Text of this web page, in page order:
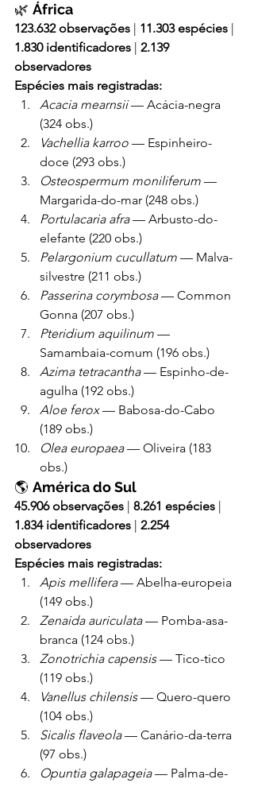
🌿 África
123.632 observações | 11.303 espécies |
1.830 identificadores | 2.139
observadores
Espécies mais registradas:
Acacia mearnsii — Acácia-negra
(324 obs.)
Vachellia karroo — Espinheiro-
doce (293 obs.)
Osteospermum moniliferum —
Margarida-do-mar (248 obs.)
Portulacaria afra — Arbusto-do-
elefante (220 obs.)
Pelargonium cucullatum — Malva-
silvestre (211 obs.)
Passerina corymbosa — Common
Gonna (207 obs.)
Pteridium aquilinum —
Samambaia-comum (196 obs.)
Azima tetracantha — Espinho-de-
agulha (192 obs.)
Aloe ferox — Babosa-do-Cabo
(189 obs.)
Olea europaea — Oliveira (183
obs.)
🌎 América do Sul
45.906 observações | 8.261 espécies |
1.834 identificadores | 2.254
observadores
Espécies mais registradas:
Apis mellifera — Abelha-europeia
(149 obs.)
Zenaida auriculata — Pomba-asa-
branca (124 obs.)
Zonotrichia capensis — Tico-tico
(119 obs.)
Vanellus chilensis — Quero-quero
(104 obs.)
Sicalis flaveola — Canário-da-terra
(97 obs.)
Opuntia galapageia — Palma-de-